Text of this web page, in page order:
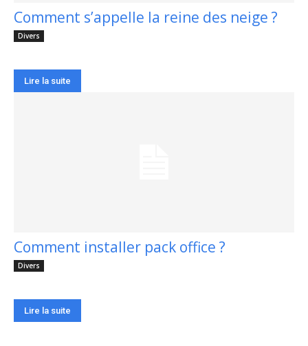
Comment s’appelle la reine des neige ?
Divers
Lire la suite
Comment installer pack office ?
Divers
Lire la suite